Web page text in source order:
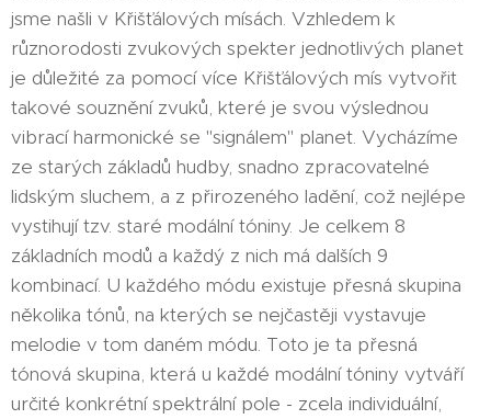
jsme našli v Křišťálových mísách. Vzhledem k
různorodosti zvukových spekter jednotlivých planet
je důležité za pomocí více Křišťálových mís vytvořit
takové souznění zvuků, které je svou výslednou
vibrací harmonické se "signálem" planet. Vycházíme
ze starých základů hudby, snadno zpracovatelné
lidským sluchem, a z přirozeného ladění, což nejlépe
vystihují tzv. staré modální tóniny. Je celkem 8
základních modů a každý z nich má dalších 9
kombinací. U každého módu existuje přesná skupina
několika tónů, na kterých se nejčastěji vystavuje
melodie v tom daném módu. Toto je ta přesná
tónová skupina, která u každé modální tóniny vytváří
určité konkrétní spektrální pole - zcela individuální,